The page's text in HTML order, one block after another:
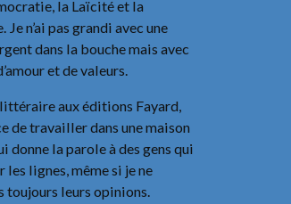
la Laïcité et la
Je n’ai pas grandi avec une
dans la bouche mais avec
et de valeurs.
aux éditions Fayard,
de travailler dans une maison
donne la parole à des gens qui
les lignes, même si je ne
toujours leurs opinions.